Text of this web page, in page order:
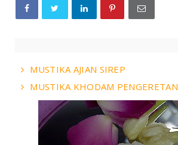
MUSTIKA AJIAN SIREP
MUSTIKA KHODAM PENGERETAN